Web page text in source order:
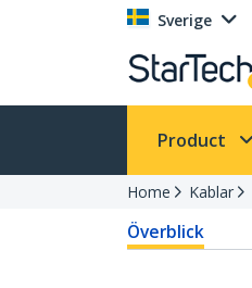
Sverige
Product
Home Kablar
Överblick